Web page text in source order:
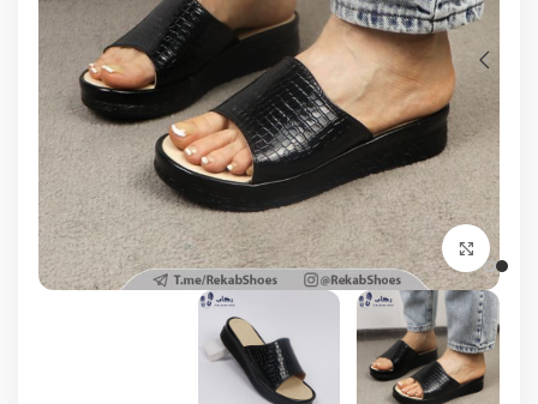
برای بزرگنمایی کلیک کنید